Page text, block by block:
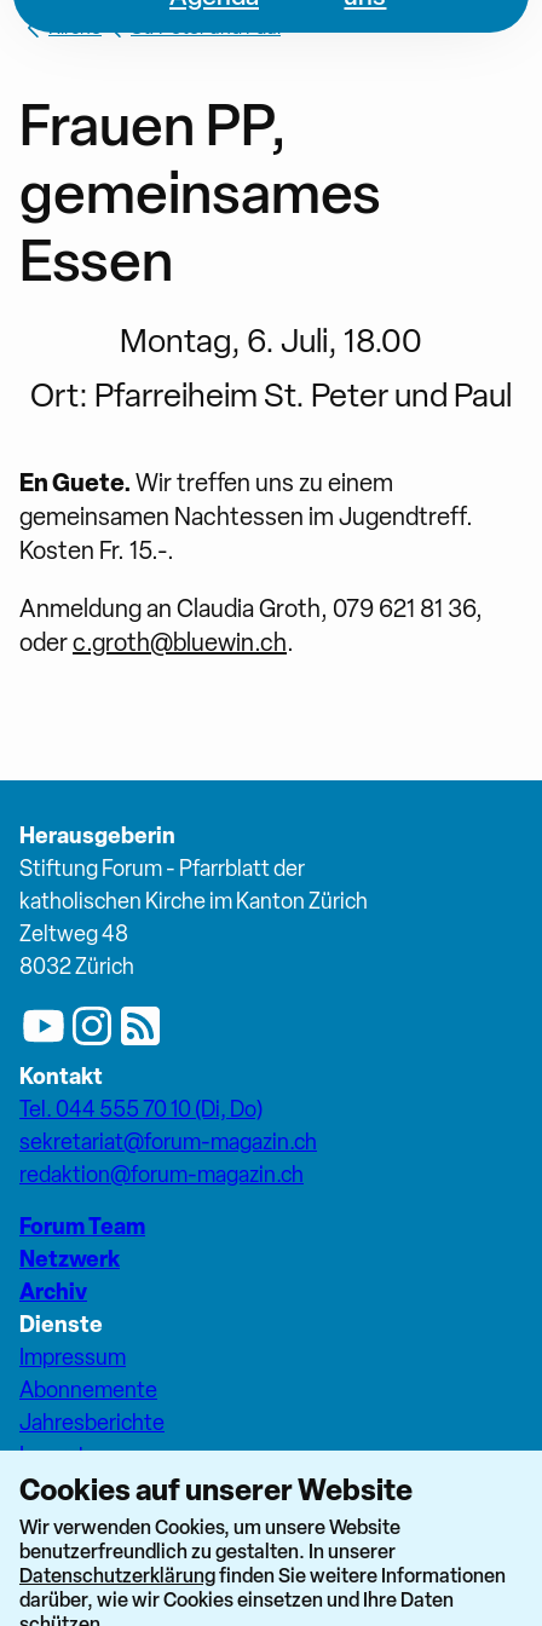
Kirche St. Peter und Paul
Frauen PP,
gemeinsames
Essen
Montag, 6. Juli, 18.00
Ort: Pfarreiheim St. Peter und Paul
En Guete.Wir treffen uns zu einem
gemeinsamen Nachtessen im Jugendtreff.
Kosten Fr. 15.-.
Anmeldung an Claudia Groth, 079 621 81 36,
oderc.groth@bluewin.ch.
Herausgeberin
Stiftung Forum - Pfarrblatt der
katholischen Kirche im Kanton Zürich
Zeltweg 48
8032 Zürich
Kontakt
Tel. 044 555 70 10 (Di, Do)
sekretariat@forum-magazin.ch
redaktion@forum-magazin.ch
Forum Team
Netzwerk
Archiv
Dienste
Impressum
Abonnemente
Jahresberichte
Inserate
Pfarreiseiten Stadt Zürich
Dashboard Forum+
Cookies auf unserer Website
Wir verwenden Cookies, um unsere Website
benutzerfreundlich zu gestalten. In unserer
Datenschutzerklärungfinden Sie weitere Informationen
darüber, wie wir Cookies einsetzen und Ihre Daten